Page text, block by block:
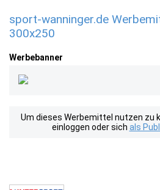
sport-wanninger.de
300x250
Werbebanner
Um dieses Werbemittel nutzen zu
einloggen oder sich als